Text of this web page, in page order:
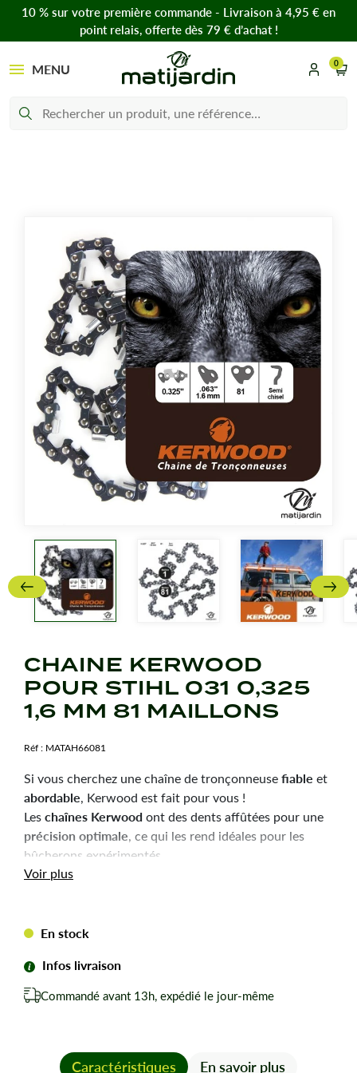
10 % sur votre première commande - Livraison à 4,95 € en
point relais, offerte dès 79 € d’achat !
MENU 0
CHAINE KERWOOD
POUR STIHL 031 0,325
1,6 MM 81 MAILLONS
Réf : MATAH66081
Si vous cherchez une chaîne de tronçonneusefiable et
abordable, Kerwood est fait pour vous !
Leschaînes Kerwoodont des dents affûtées pour une
précision optimale, ce qui les rend idéales pour les
bûcherons expérimentés.
Durabilité
Chaîne tronçonneuse Kerwood pour amateurs avertis
du bûcheronnage.
Pour STIHL 031.
Nombre de maillons pour cette chaîne : 81
Voir plus
En stock
Infos livraison
Commandé avant 13h, expédié le jour-même
Caractéristiques
En savoir plus